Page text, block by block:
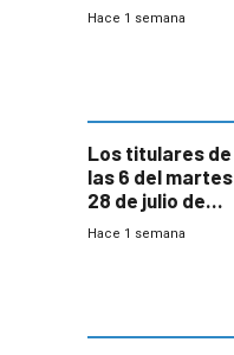
está para pagar”
Hace 1 semana
Los titulares de
las 6 del martes
28 de julio de
2026
Hace 1 semana